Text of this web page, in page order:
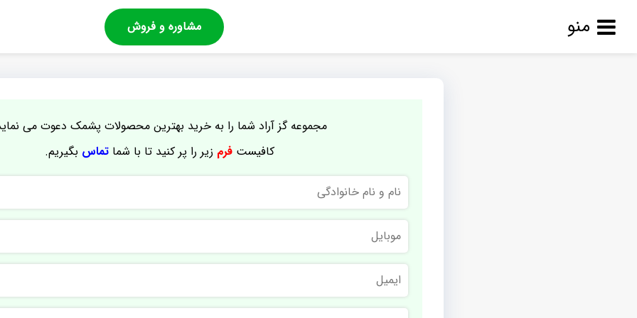
منو مشاوره و فروش
مجموعه گز آراد شما را به خرید بهترین محصولات پشمک دعوت می
کافیستفرم زیر را پر کنید تا با شماتماس بگیریم.
و
نام
خانوادگی
موبایل
ایمیل